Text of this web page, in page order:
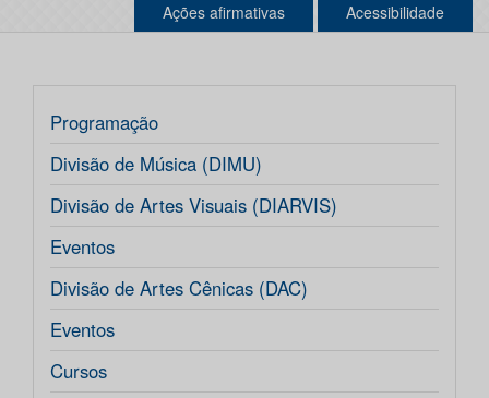
Ações afirmativas Acessibilidade
Programação
Divisão de Música (DIMU)
Divisão de Artes Visuais (DIARVIS)
Eventos
Divisão de Artes Cênicas (DAC)
Eventos
Cursos